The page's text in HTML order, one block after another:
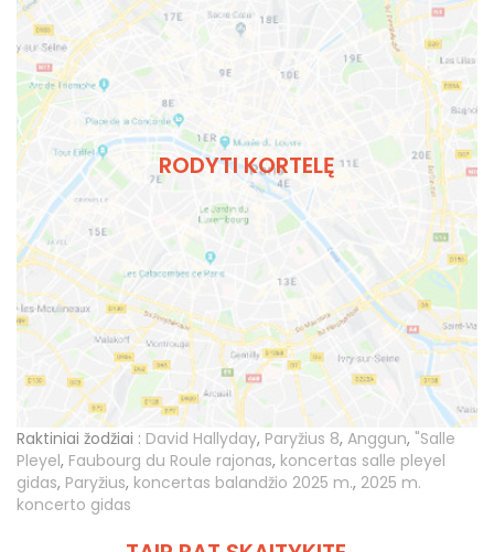
RODYTI KORTELĘ
Raktiniai žodžiai : David Hallyday, Paryžius 8, Anggun, "Salle
Pleyel, Faubourg du Roule rajonas, koncertas salle pleyel
gidas, Paryžius, koncertas balandžio 2025 m., 2025 m.
koncerto gidas